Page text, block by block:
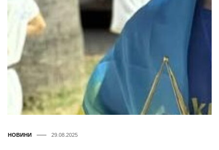
НОВИНИ 29.08.2025